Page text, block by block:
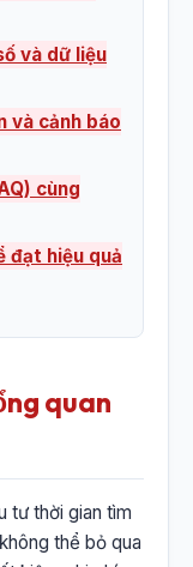
và dữ liệu
và cảnh báo
cùng
đạt hiệu quả
quan
tư thời gian tìm
thể bỏ qua